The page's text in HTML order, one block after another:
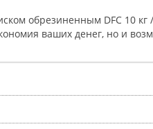
обрезиненным DFC 10
ваших денег, но и